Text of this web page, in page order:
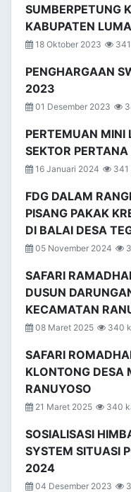
SUMBERPETUNG
KABUPATEN
18 Oktober 2023
PENGHARGAAN
2023
01 Desember 2023
PERTEMUAN MINI
SEKTOR
16 Januari 2024 341
FDG DALAM
PISANG PAKAK
DI BALAI DESA
05 November 2024
SAFARI
DUSUN
KECAMATAN
08 Maret 2025 340
SAFARI
KLONTONG DESA
RANUYOSO
21 Maret 2025 340
SOSIALISASI
SYSTEM SITUASI
2024
04 Desember 2023